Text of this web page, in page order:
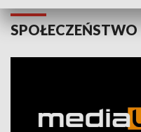
SPOŁECZEŃSTWO